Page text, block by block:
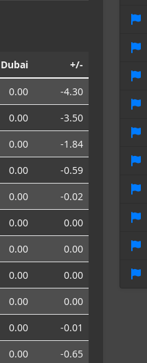
Dubai +/-
0.00
-4.30
0.00
-3.50
0.00
-1.84
0.00
-0.59
0.00
-0.02
0.00
0.00
0.00
0.00
0.00
0.00
0.00
0.00
0.00
-0.01
0.00 -0.65